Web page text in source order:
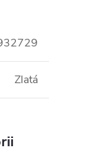
Zlatá